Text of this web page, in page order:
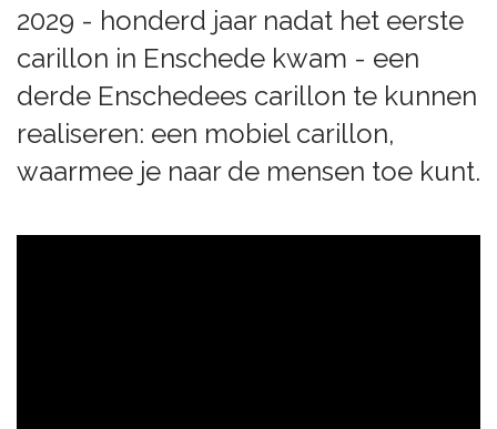
2029 - honderd jaar nadat het eerste
carillon in Enschede kwam - een
derde Enschedees carillon te kunnen
realiseren: een mobiel carillon,
waarmee je naar de mensen toe kunt.